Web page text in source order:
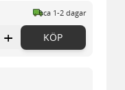
ca 1-2 dagar
+ KÖP